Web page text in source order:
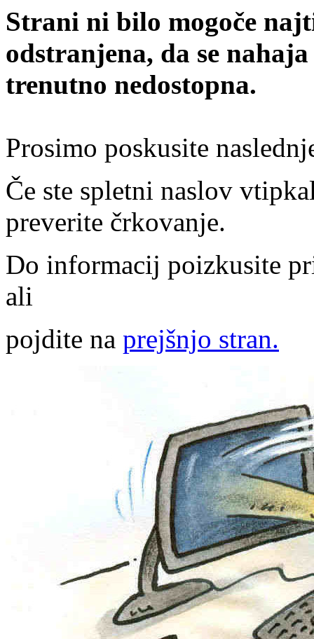
Strani ni bilo mogoče
odstranjena, da se
trenutno nedostopna.
Prosimo poskusite
Če ste spletni naslov
preverite črkovanje.
Do informacij poizkusite
ali
pojdite na prejšnjo stran.